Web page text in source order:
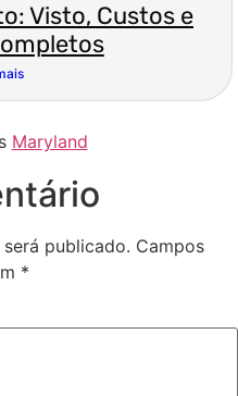
Visto, Custos e
Maryland
publicado. Campos
*